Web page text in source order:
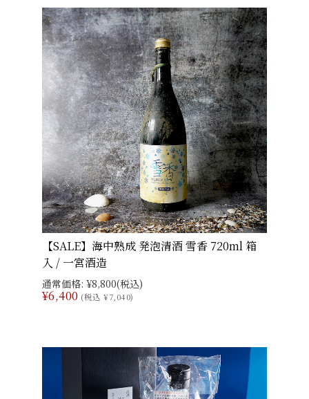
【SALE】海中熟成 発泡清酒 雪香 720ml 箱
入 / 一宮酒造
通常価格: ¥8,800(税込)
¥6,400 (税込 ¥7,040)